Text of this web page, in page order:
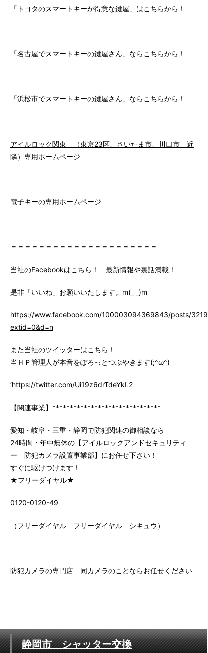
「トヨタのスマートキーが得意な鍵屋」はこちらから！
「名古屋でスマートキーの鍵屋さん」ならこちらから！
「浜松市でスマートキーの鍵屋さん」ならこちらから！
アイルロック関東 （東京23区、さいたま市、川口市 近
隣）専用ホームページ
電子キーの専用ホームページ
＝＝＝＝＝＝＝＝＝＝＝＝＝＝＝＝＝＝＝＝＝
当社のFacebookはこちら！ 最新情報や裏話満載！
是非「いいね」お願いいたします。m(_ _)m
https://www.facebook.com/100003094369843/posts/
extid=0&d=n
また当社のツイッターはこちら！
当ＨＰ管理人が本音をぽろっとつぶやきます(;^ω^)
‘https://twitter.com/Ui19z6drTdeYkL2
【関連事業】*******************************
愛知・岐阜・三重・静岡で防犯関連の御相談なら
24時間・年中無休の【アイルロックアンドセキュリティ
ー 防犯カメラ設置事業部】にお任せ下さい！
すぐに駆けつけます！
★フリーダイヤル★
0120-0120-49
（フリーダイヤル フリーダイヤル シキュウ）
防犯カメラの専門店 同カメラのことならお任せください
静岡市 シャッター交換